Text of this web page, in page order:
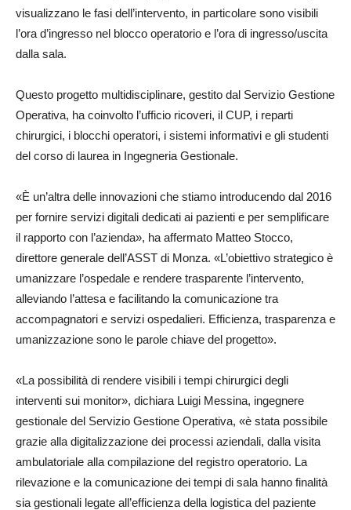
visualizzano le fasi dell’intervento, in particolare sono visibili
l’ora d’ingresso nel blocco operatorio e l’ora di ingresso/uscita
dalla sala.
Questo progetto multidisciplinare, gestito dal Servizio Gestione
Operativa, ha coinvolto l’ufficio ricoveri, il CUP, i reparti
chirurgici, i blocchi operatori, i sistemi informativi e gli studenti
del corso di laurea in Ingegneria Gestionale.
«È un’altra delle innovazioni che stiamo introducendo dal 2016
per fornire servizi digitali dedicati ai pazienti e per semplificare
il rapporto con l’azienda», ha affermato Matteo Stocco,
direttore generale dell’ASST di Monza. «L’obiettivo strategico è
umanizzare l’ospedale e rendere trasparente l’intervento,
alleviando l’attesa e facilitando la comunicazione tra
accompagnatori e servizi ospedalieri. Efficienza, trasparenza e
umanizzazione sono le parole chiave del progetto».
«La possibilità di rendere visibili i tempi chirurgici degli
interventi sui monitor», dichiara Luigi Messina, ingegnere
gestionale del Servizio Gestione Operativa, «è stata possibile
grazie alla digitalizzazione dei processi aziendali, dalla visita
ambulatoriale alla compilazione del registro operatorio. La
rilevazione e la comunicazione dei tempi di sala hanno finalità
sia gestionali legate all’efficienza della logistica del paziente